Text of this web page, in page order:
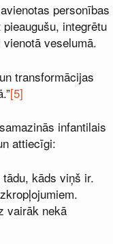
personības
integrētu
veselumā.
transformācijas
[5]
infantilais
attiecīgi:
kāds viņš ir.
vairāk nekā